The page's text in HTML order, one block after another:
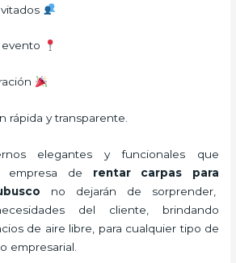
rápida y transparente.
elegantes y funcionales que
empresa de rentar carpas para
no dejarán de sorprender,
del cliente, brindando
de aire libre, para cualquier tipo de
empresarial.